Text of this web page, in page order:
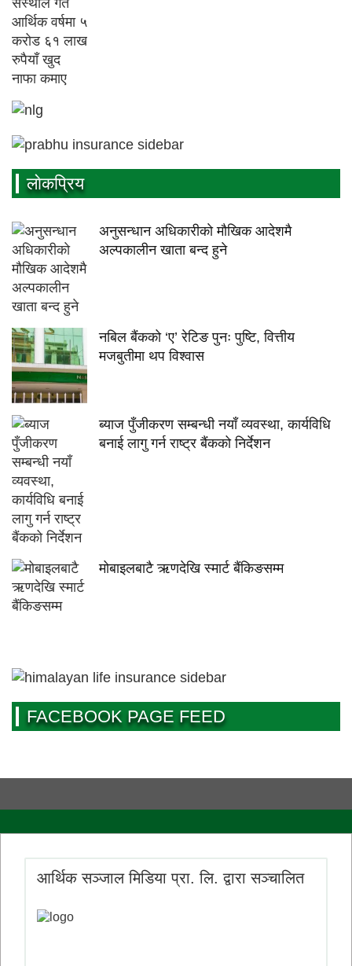
लाेकप्रिय
अनुसन्धान अधिकारीकाे माैखिक आदेशमै
अल्पकालीन खाता बन्द हुने
नबिल बैंकको ‘ए’ रेटिङ पुनः पुष्टि, वित्तीय
मजबुतीमा थप विश्वास
ब्याज पुँजीकरण सम्बन्धी नयाँ व्यवस्था, कार्यविधि
बनाई लागु गर्न राष्ट्र बैंकको निर्देशन
मोबाइलबाटै ऋणदेखि स्मार्ट बैंकिङसम्म
FACEBOOK PAGE FEED
आर्थिक सञ्जाल मिडिया प्रा. लि. द्वारा सञ्चालित